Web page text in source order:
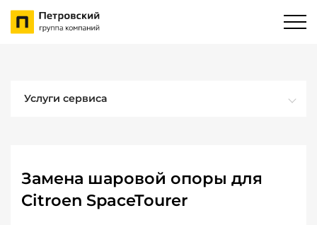
Услуги сервиса
Замена шаровой опоры для
Citroen SpaceTourer